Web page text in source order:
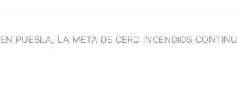
EN PUEBLA, LA META DE CERO INCENDIOS